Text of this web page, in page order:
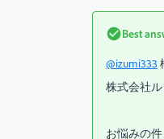
Best
@izumi333
株式会社ル
お悩みの件